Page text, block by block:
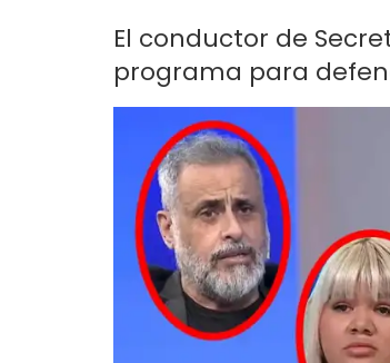
El conductor de
programa para